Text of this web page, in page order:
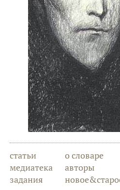
статьи
медиатека
задания
о словаре
авторы